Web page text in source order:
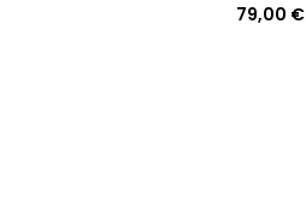
79,00 €